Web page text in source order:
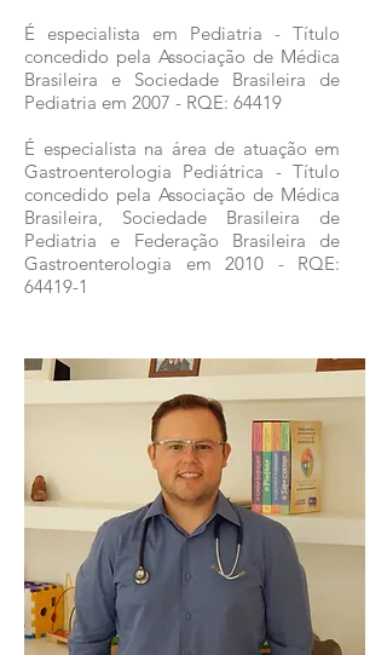
É especialista em Pediatria - Título
concedido pela Associação de Médica
Brasileira e Sociedade Brasileira de
Pediatria em 2007 - RQE: 64419
É especialista na área de atuação em
Gastroenterologia Pediátrica - Título
concedido pela Associação de Médica
Brasileira, Sociedade Brasileira de
Pediatria e Federação Brasileira de
Gastroenterologia em 2010 - RQE:
64419-1